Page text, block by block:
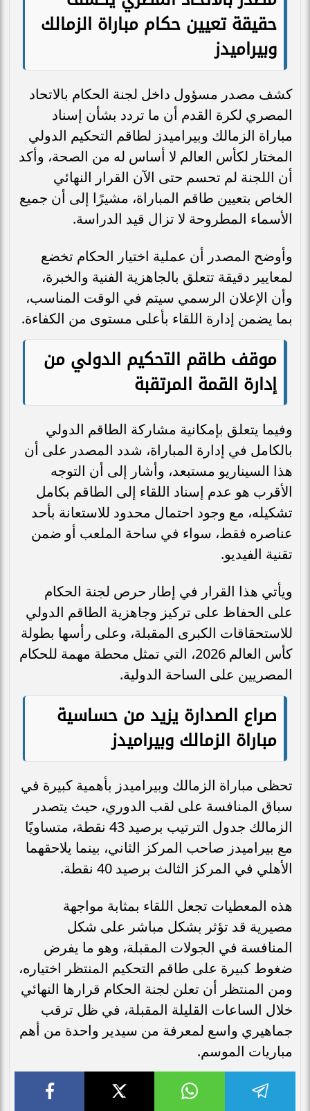
حقيقة تعيين حكام مباراة الزمالك
وبيراميدز
كشف مصدر مسؤول داخل لجنة الحكام بالاتحاد
المصري لكرة القدم أن ما تردد بشأن إسناد
مباراة الزمالك وبيراميدز لطاقم التحكيم الدولي
المختار لكأس العالم لا أساس له من الصحة، وأكد
أن اللجنة لم تحسم حتى الآن القرار النهائي
الخاص بتعيين طاقم المباراة، مشيرًا إلى أن جميع
الأسماء المطروحة لا تزال قيد الدراسة.
وأوضح المصدر أن عملية اختيار الحكام تخضع
لمعايير دقيقة تتعلق بالجاهزية الفنية والخبرة،
وأن الإعلان الرسمي سيتم في الوقت المناسب،
بما يضمن إدارة اللقاء بأعلى مستوى من الكفاءة.
موقف طاقم التحكيم الدولي من
إدارة القمة المرتقبة
وفيما يتعلق بإمكانية مشاركة الطاقم الدولي
بالكامل في إدارة المباراة، شدد المصدر على أن
هذا السيناريو مستبعد، وأشار إلى أن التوجه
الأقرب هو عدم إسناد اللقاء إلى الطاقم بكامل
تشكيله، مع وجود احتمال محدود للاستعانة بأحد
عناصره فقط، سواء في ساحة الملعب أو ضمن
تقنية الفيديو.
ويأتي هذا القرار في إطار حرص لجنة الحكام
على الحفاظ على تركيز وجاهزية الطاقم الدولي
للاستحقاقات الكبرى المقبلة، وعلى رأسها بطولة
كأس العالم 2026، التي تمثل محطة مهمة للحكام
المصريين على الساحة الدولية.
صراع الصدارة يزيد من حساسية
مباراة الزمالك وبيراميدز
تحظى مباراة الزمالك وبيراميدز بأهمية كبيرة في
سباق المنافسة على لقب الدوري، حيث يتصدر
الزمالك جدول الترتيب برصيد 43 نقطة، متساويًا
مع بيراميدز صاحب المركز الثاني، بينما يلاحقهما
الأهلي في المركز الثالث برصيد 40 نقطة.
هذه المعطيات تجعل اللقاء بمثابة مواجهة
مصيرية قد تؤثر بشكل مباشر على شكل
المنافسة في الجولات المقبلة، وهو ما يفرض
ضغوط كبيرة على طاقم التحكيم المنتظر اختياره،
ومن المنتظر أن تعلن لجنة الحكام قرارها النهائي
خلال الساعات القليلة المقبلة، في ظل ترقب
جماهيري واسع لمعرفة من سيدير واحدة من أهم
مباريات الموسم.